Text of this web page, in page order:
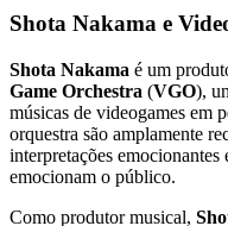
Shota Nakama e
Shota Nakama é um
Game Orchestra (VGO),
músicas de videogames em
orquestra são amplamente
interpretações emocionantes
emocionam o público.
Como produtor musical,